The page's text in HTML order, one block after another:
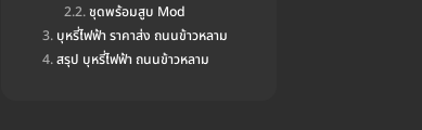
ชุดพร้อมสูบ Mod
บุหรี่ไฟฟ้า ราคาส่ง ถนนข้าวหลาม
สรุป บุหรี่ไฟฟ้า ถนนข้าวหลาม